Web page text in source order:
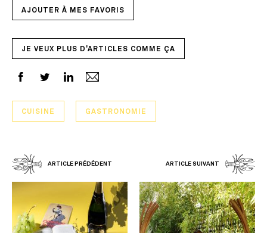
AJOUTER À MES FAVORIS
JE VEUX PLUS D'ARTICLES COMME ÇA
CUISINE GASTRONOMIE
ARTICLE PRÉDÉDENT ARTICLE SUIVANT